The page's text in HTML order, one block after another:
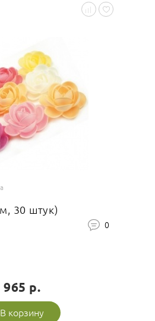
30 штук)
0
965 р.
В корзину